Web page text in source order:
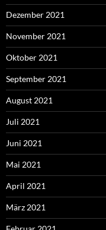
Dezember 2021
November 2021
Oktober 2021
September 2021
August 2021
Juli 2021
Juni 2021
Mai 2021
April 2021
März 2021